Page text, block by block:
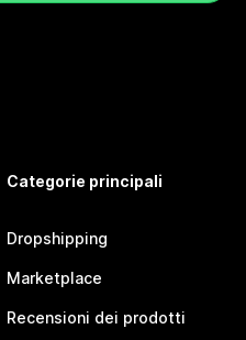
Categorie principali
Dropshipping
Marketplace
Recensioni dei prodotti